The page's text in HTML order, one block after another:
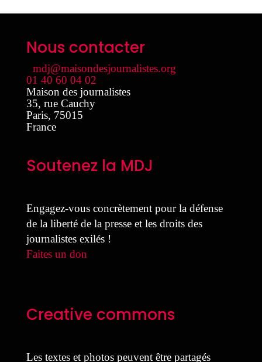
Nous contacter
mdj@maisondesjournalistes.org
01 40 60 04 02
Maison des journalistes
35, rue Cauchy
Paris, 75015
France
Soutenez la MDJ
Engagez-vous concrètement pour la défense
de la liberté de la presse et les droits des
journalistes exilés !
Faites un don
Creative commons
Les textes et photos peuvent être partagés